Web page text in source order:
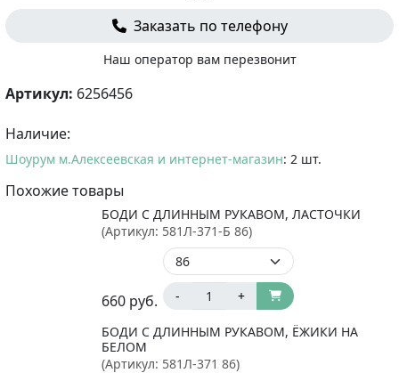
Заказать по телефону
Наш оператор вам перезвонит
Артикул: 6256456
Наличие:
Шоурум м.Алексеевская и интернет-магазин: 2 шт.
Похожие товары
БОДИ С ДЛИННЫМ РУКАВОМ, ЛАСТОЧКИ
(Артикул: 581Л-371-Б 86)
660 руб. - +
БОДИ С ДЛИННЫМ РУКАВОМ, ЁЖИКИ НА
БЕЛОМ
(Артикул: 581Л-371 86)